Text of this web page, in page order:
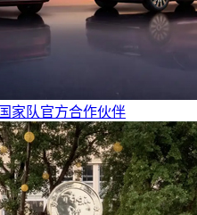
家队官方合作伙伴